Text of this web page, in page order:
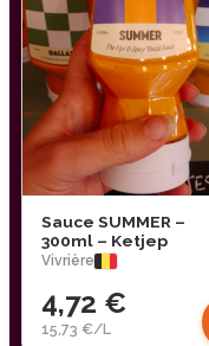
Sauce SUMMER –
300ml – Ketjep
Vivrière
4,72 €
15,73 €/L